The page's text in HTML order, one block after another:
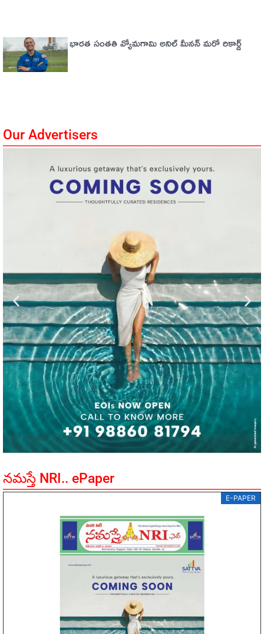
భారత సంతతి వ్యోమగామి అనిల్‌ మీనన్‌ మరో రికార్డ్‌
Our Advertisers
నమస్తే NRI.. ePaper
E-PAPER